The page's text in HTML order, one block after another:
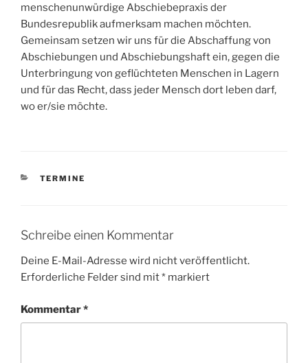
menschenunwürdige Abschiebepraxis der
Bundesrepublik aufmerksam machen möchten.
Gemeinsam setzen wir uns für die Abschaffung von
Abschiebungen und Abschiebungshaft ein, gegen die
Unterbringung von geflüchteten Menschen in Lagern
und für das Recht, dass jeder Mensch dort leben darf,
wo er/sie möchte.
KATEGORIEN
TERMINE
Schreibe einen Kommentar
Deine E-Mail-Adresse wird nicht veröffentlicht.
Erforderliche Felder sind mit* markiert
Kommentar*